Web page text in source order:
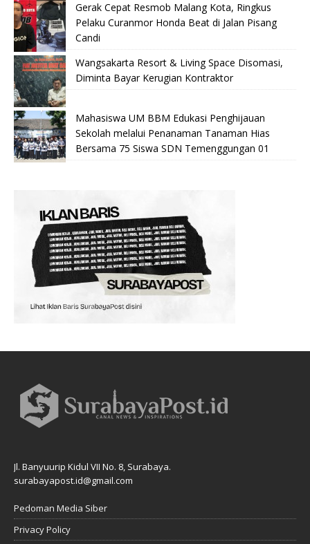
Gerak Cepat Resmob Malang Kota, Ringkus
Pelaku Curanmor Honda Beat di Jalan Pisang
Candi
Wangsakarta Resort & Living Space Disomasi,
Diminta Bayar Kerugian Kontraktor
Mahasiswa UM BBM Edukasi Penghijauan
Sekolah melalui Penanaman Tanaman Hias
Bersama 75 Siswa SDN Temenggungan 01
Jl. Banyuurip Kidul VII No. 8, Surabaya.
surabayapost.id@gmail.com
Pedoman Media Siber
Privacy Policy